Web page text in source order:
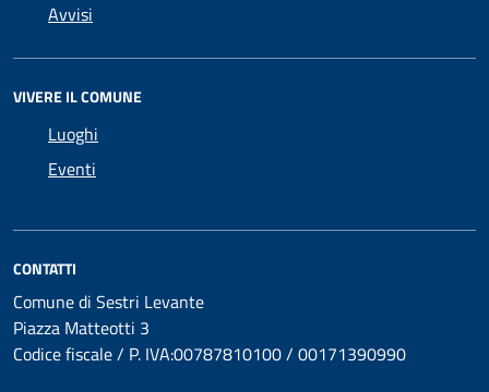
Avvisi
VIVERE IL COMUNE
Luoghi
Eventi
CONTATTI
Comune di Sestri Levante
Piazza Matteotti 3
Codice fiscale / P. IVA:00787810100 / 00171390990